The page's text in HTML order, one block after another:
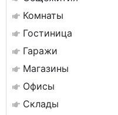
Комнаты
Гостиница
Гаражи
Магазины
Офисы
Склады